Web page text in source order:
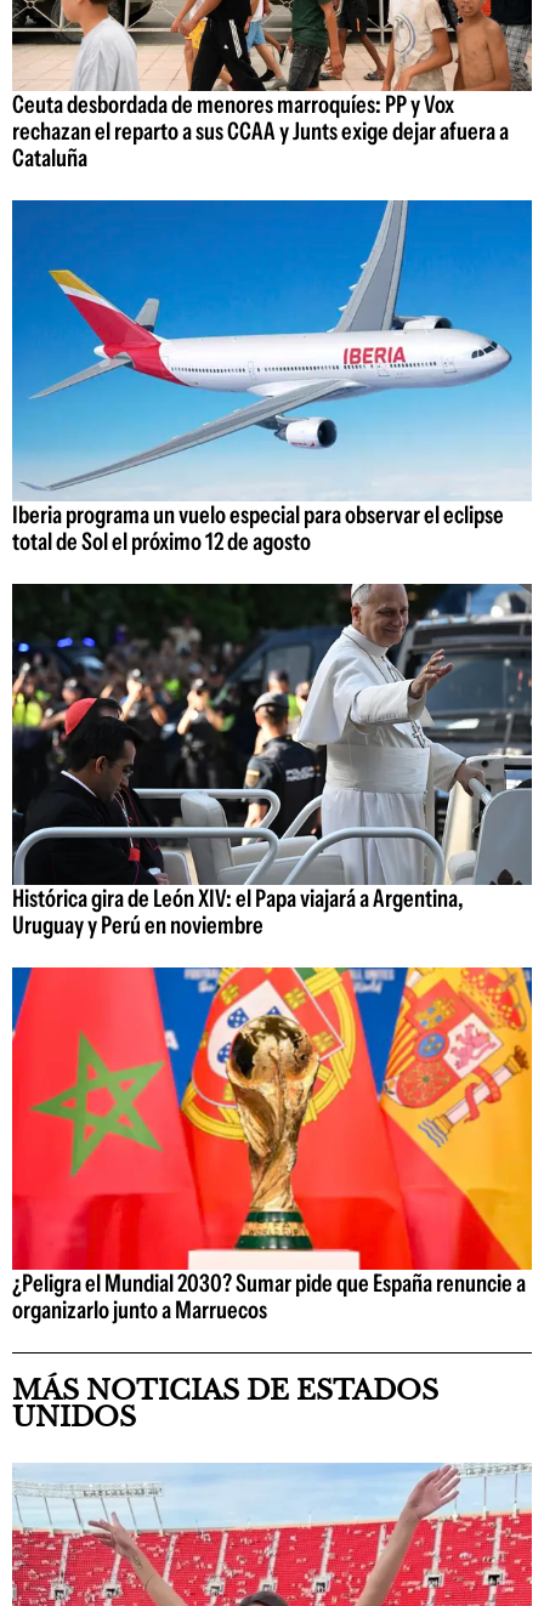
Ceuta desbordada de menores marroquíes: PP y Vox
rechazan el reparto a sus CCAA y Junts exige dejar afuera a
Cataluña
Iberia programa un vuelo especial para observar el eclipse
total de Sol el próximo 12 de agosto
Histórica gira de León XIV: el Papa viajará a Argentina,
Uruguay y Perú en noviembre
¿Peligra el Mundial 2030? Sumar pide que España renuncie a
organizarlo junto a Marruecos
MÁS NOTICIAS DE ESTADOS
UNIDOS